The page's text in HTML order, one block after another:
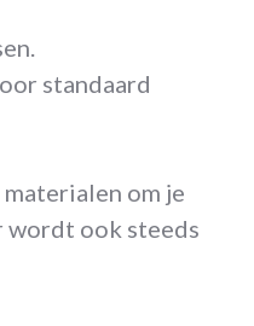
standaard
om je
wordt ook steeds